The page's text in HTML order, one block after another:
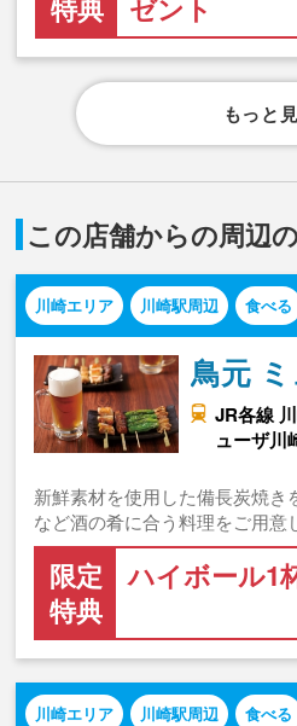
特典
ゼント
もっと
この店舗からの周辺
川崎エリア 川崎駅周辺 食べる
鳥元
JR各線
ューザ川
新鮮素材を使用した備長炭焼き
など酒の肴に合う料理をご用
限定
特典
ハイボール1
川崎エリア 川崎駅周辺 食べる